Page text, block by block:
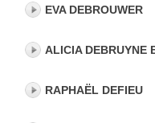
EVA DEBROUWER
ALICIA DEBRUYNE
RAPHAËL DEFIEU